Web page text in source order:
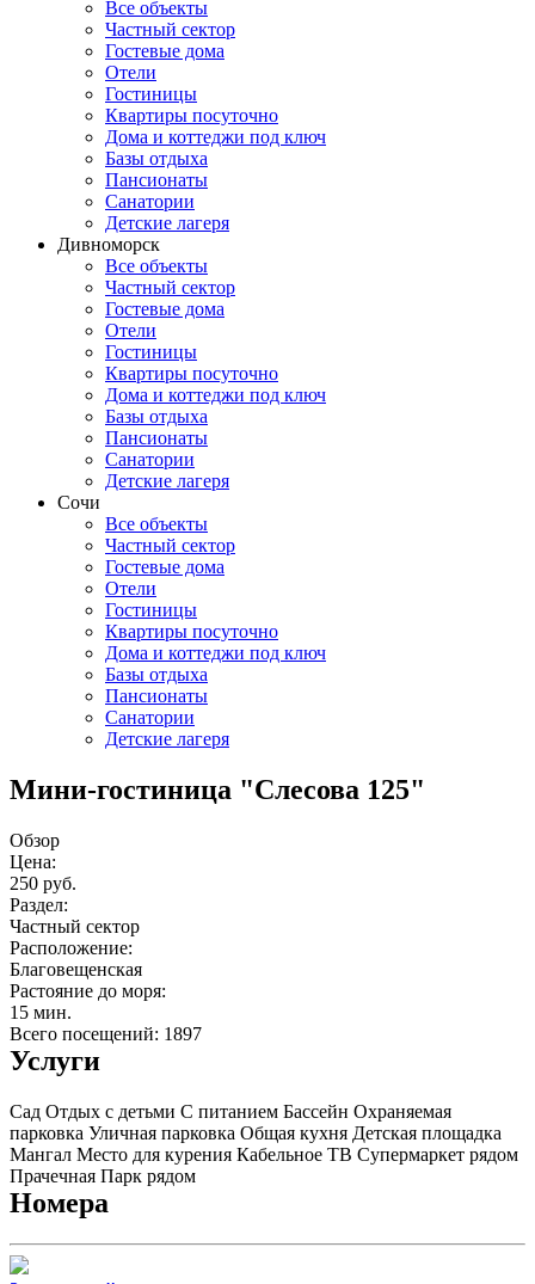
Все объекты
Частный сектор
Гостевые дома
Отели
Гостиницы
Квартиры посуточно
Дома и коттеджи под ключ
Базы отдыха
Пансионаты
Санатории
Детские лагеря
Дивноморск
Все объекты
Частный сектор
Гостевые дома
Отели
Гостиницы
Квартиры посуточно
Дома и коттеджи под ключ
Базы отдыха
Пансионаты
Санатории
Детские лагеря
Сочи
Все объекты
Частный сектор
Гостевые дома
Отели
Гостиницы
Квартиры посуточно
Дома и коттеджи под ключ
Базы отдыха
Пансионаты
Санатории
Детские лагеря
Мини-гостиница "Слесова 125"
Обзор
Цена:
250 руб.
Раздел:
Частный сектор
Расположение:
Благовещенская
Растояние до моря:
15 мин.
Всего посещений: 1897
Услуги
Сад Отдых с детьми С питанием Бассейн Охраняемая
парковка Уличная парковка Общая кухня Детская площадка
Мангал Место для курения Кабельное ТВ Супермаркет рядом
Прачечная Парк рядом
Номера